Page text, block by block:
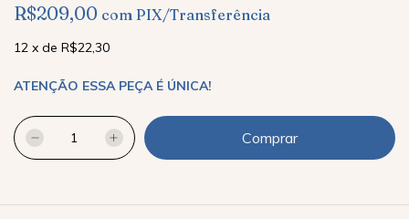
R$209,00 com PIX/Transferência
12 x de R$22,30
ATENÇÃO ESSA PEÇA É ÚNICA!